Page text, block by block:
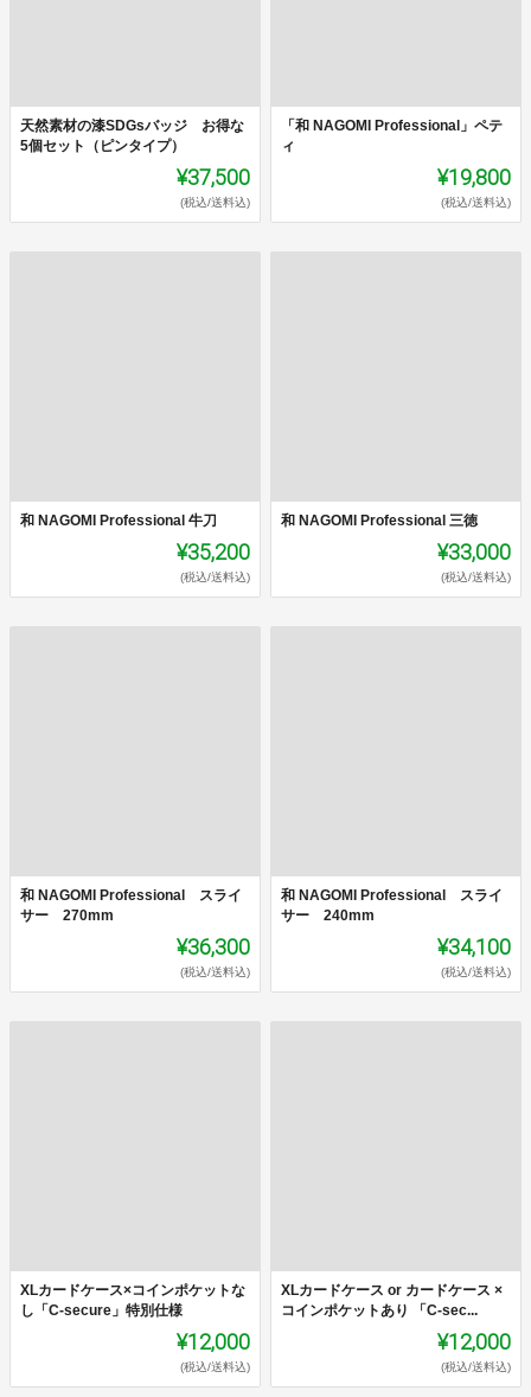
天然素材の漆SDGsバッジ お得な
5個セット（ピンタイプ）
¥37,500
(税込/送料込)
「和 NAGOMI Professional」ペテ
ィ
¥19,800
(税込/送料込)
和 NAGOMI Professional 牛刀
¥35,200
(税込/送料込)
和 NAGOMI Professional 三徳
¥33,000
(税込/送料込)
和 NAGOMI Professional スライ
サー 270mm
¥36,300
(税込/送料込)
和 NAGOMI Professional スライ
サー 240mm
¥34,100
(税込/送料込)
XLカードケース×コインポケットな
し「C-secure」特別仕様
¥12,000
(税込/送料込)
XLカードケース or カードケース ×
コインポケットあり 「C-sec...
¥12,000
(税込/送料込)